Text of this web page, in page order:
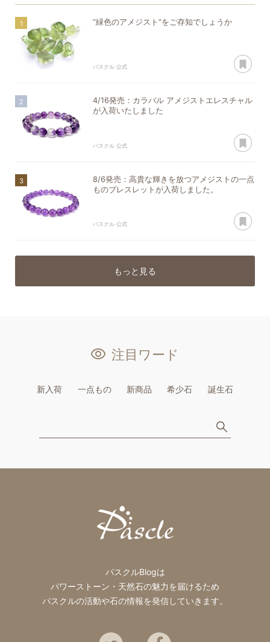
“緑色のアメジスト”をご存知でしょうか
パスクル 公式
4/16発売：カラバル アメジストエレスチャル
が入荷いたしました
パスクル 公式
8/6発売：高貴な輝きを放つアメジストの一点
ものブレスレットが入荷しました。
パスクル 公式
もっと見る
注目ワード
新入荷 一点もの 新商品 希少石 誕生石
パスクルBlogは
パワーストーン・天然石の魅力を届けるため
パスクルの活動や石の情報を発信していきます。
Twitter